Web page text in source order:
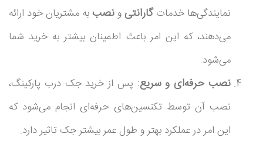
نمایندگی‌ها خدماتگارانتیو نصببه مشتریان خود ارائه
می‌دهند، که این امر باعث اطمینان بیشتر به خرید شما
می‌شود.
نصب حرفه‌ای و سریع: پس از خرید جک درب پارکینگ،
نصب آن توسط تکنسین‌های حرفه‌ای انجام می‌شود که
این امر در عملکرد بهتر و طول عمر بیشتر جک تاثیر دارد.